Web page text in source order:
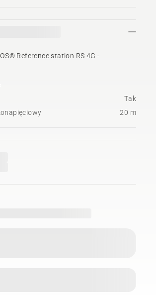
Reference station RS 4G -
Tak
20 m